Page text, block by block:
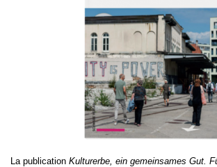
La publication Kulturerbe, ein gemeinsames Gut.